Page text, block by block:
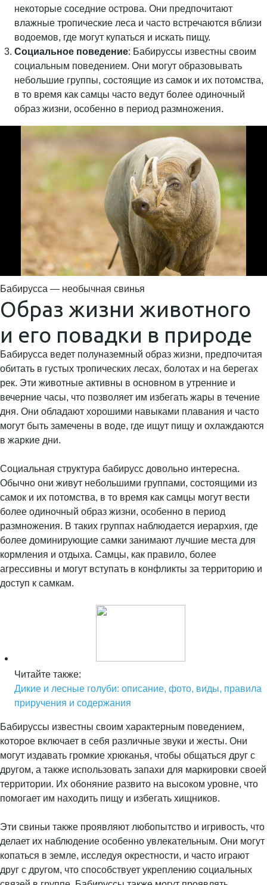
некоторые соседние острова. Они предпочитают
влажные тропические леса и часто встречаются вблизи
водоемов, где могут купаться и искать пищу.
Социальное поведение: Бабируссы известны своим
социальным поведением. Они могут образовывать
небольшие группы, состоящие из самок и их потомства,
в то время как самцы часто ведут более одиночный
образ жизни, особенно в период размножения.
Бабирусса — необычная свинья
Образ жизни животного
и его повадки в природе
Бабирусса ведет полуназемный образ жизни, предпочитая
обитать в густых тропических лесах, болотах и на берегах
рек. Эти животные активны в основном в утренние и
вечерние часы, что позволяет им избегать жары в течение
дня. Они обладают хорошими навыками плавания и часто
могут быть замечены в воде, где ищут пищу и охлаждаются
в жаркие дни.
Социальная структура бабирусс довольно интересна.
Обычно они живут небольшими группами, состоящими из
самок и их потомства, в то время как самцы могут вести
более одиночный образ жизни, особенно в период
размножения. В таких группах наблюдается иерархия, где
более доминирующие самки занимают лучшие места для
кормления и отдыха. Самцы, как правило, более
агрессивны и могут вступать в конфликты за территорию и
доступ к самкам.
Читайте также:
Дикие и лесные голуби: описание, фото, виды, правила
приручения и содержания
Бабируссы известны своим характерным поведением,
которое включает в себя различные звуки и жесты. Они
могут издавать громкие хрюканья, чтобы общаться друг с
другом, а также использовать запахи для маркировки своей
территории. Их обоняние развито на высоком уровне, что
помогает им находить пищу и избегать хищников.
Эти свиньи также проявляют любопытство и игривость, что
делает их наблюдение особенно увлекательным. Они могут
копаться в земле, исследуя окрестности, и часто играют
друг с другом, что способствует укреплению социальных